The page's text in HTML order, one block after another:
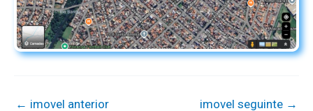
← imovel anterior imovel seguinte →